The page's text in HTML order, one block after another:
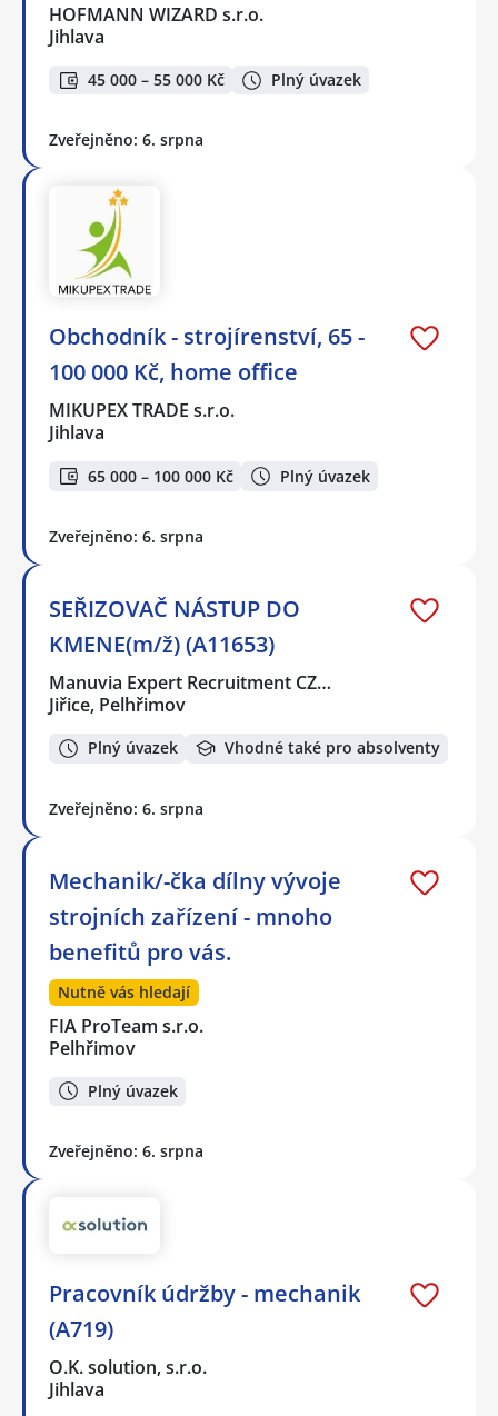
HOFMANN WIZARD s.r.o.
Jihlava
45 000 – 55 000 Kč Plný úvazek
Zveřejněno: 6. srpna
Obchodník - strojírenství, 65 -
100 000 Kč, home office
MIKUPEX TRADE s.r.o.
Jihlava
65 000 – 100 000 Kč Plný úvazek
Zveřejněno: 6. srpna
SEŘIZOVAČ NÁSTUP DO
KMENE(m/ž) (A11653)
Manuvia Expert Recruitment CZ…
Jiřice, Pelhřimov
Plný úvazek Vhodné také pro absolventy
Zveřejněno: 6. srpna
Mechanik/-čka dílny vývoje
strojních zařízení - mnoho
benefitů pro vás.
Nutně vás hledají
FIA ProTeam s.r.o.
Pelhřimov
Plný úvazek
Zveřejněno: 6. srpna
Pracovník údržby - mechanik
(A719)
O.K. solution, s.r.o.
Jihlava